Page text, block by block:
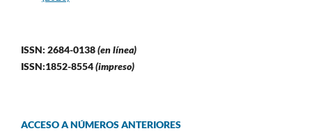
ISSN: 2684-0138(en línea)
ISSN:1852-8554(impreso)
ACCESO A NÚMEROS ANTERIORES